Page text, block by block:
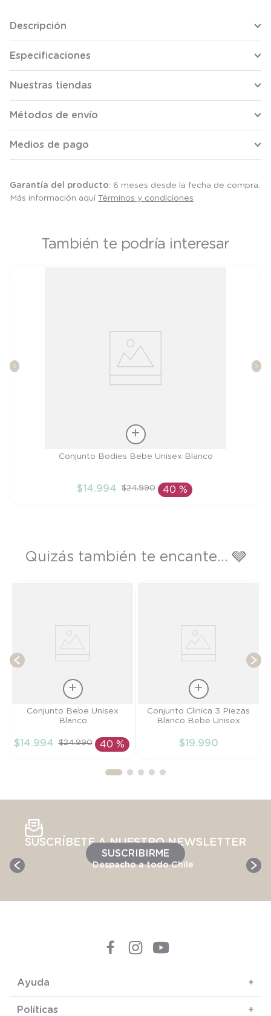
Descripción
Especificaciones
Nuestras tiendas
Métodos de envío
Medios de pago
Garantía del producto: 6 meses desde la fecha de compra.
Más información aquí Términos y condiciones
También te podría interesar
AÑADIR AL CARRITO
Conjunto Bodies Bebe Unisex Blanco
$14.994 $24.990 40 %
Quizás también te encante... 🩶
Talla
AÑADIR AL
Conjunto Bebe Unisex
Blanco
$14.994 $24.990 40 %
Talla
Conjunto Clinica 3 Piezas
Blanco Bebe Unisex
$19.990
SUSCRÍBETE A NUESTRO NEWSLETTER
SUSCRIBIRME
Despacho a todo Chile
Ayuda +
Políticas +